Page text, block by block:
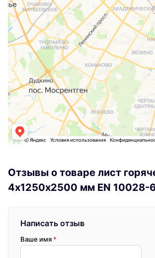
Отзывы о товаре лист
4х1250х2500 мм EN 10028-
Написать отзыв
Ваше имя *